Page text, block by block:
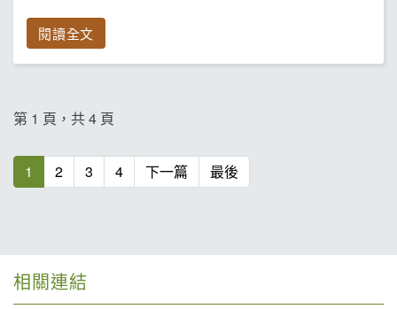
閱讀全文
第 1 頁，共 4 頁
1 2 3 4 下一篇 最後
相關連結